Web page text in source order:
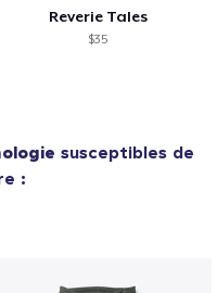
Reverie Tales
$35
susceptibles de
: